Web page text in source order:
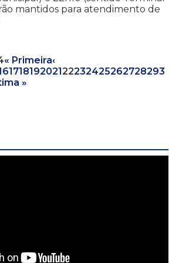
mantidos para atendimento de
« Primeira‹
171819202122232425262728293
»